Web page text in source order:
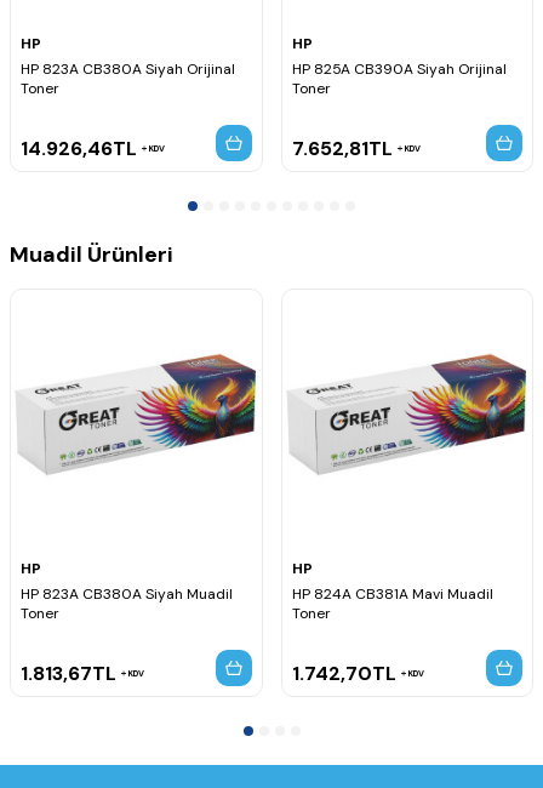
HP
HP 823A CB380A Siyah Orijinal
Toner
14.926,46TL KDV
HP
HP 825A CB390A Siyah Orijinal
Toner
7.652,81TL KDV
Muadil Ürünleri
HP
HP 823A CB380A Siyah Muadil
Toner
1.813,67TL KDV
HP
HP 824A CB381A Mavi Muadil
Toner
1.742,70TL KDV